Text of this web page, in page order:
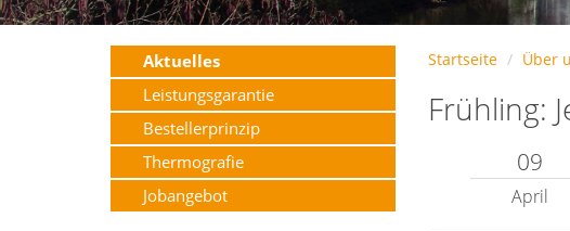
Aktuelles
Leistungsgarantie
Bestellerprinzip
Thermografie
Jobangebot
Startseite Über
Frühling:
09
April